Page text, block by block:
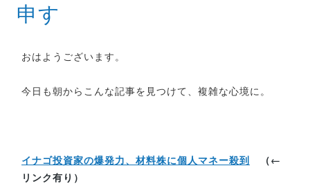
申す
おはようございます。
今日も朝からこんな記事を見つけて、複雑な心境に。
イナゴ投資家の爆発力、材料株に個人マネー殺到 （←
リンク有り）